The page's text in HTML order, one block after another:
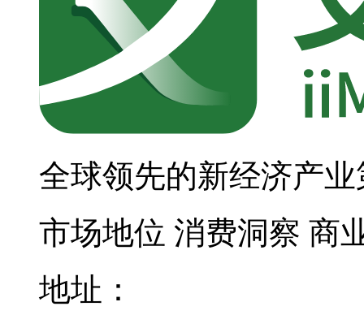
全球领先的新经济产
市场地位 消费洞察 商
地址：